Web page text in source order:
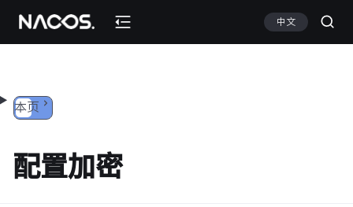
跳转到内容 中文
本页
配置加密